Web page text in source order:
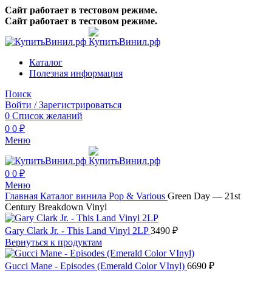
Сайт работает в тестовом режиме.
Сайт работает в тестовом режиме.
Каталог
Полезная информация
Поиск
Войти / Зарегистрироваться
0 Список желаний
0 0 ₽
Меню
0 0 ₽
Меню
Главная Каталог винила Pop & Various Green Day — 21st
Century Breakdown Vinyl
Gary Clark Jr. - This Land Vinyl 2LP3490 ₽
Вернуться к продуктам
Gucci Mane - Episodes (Emerald Color VInyl) 6690 ₽